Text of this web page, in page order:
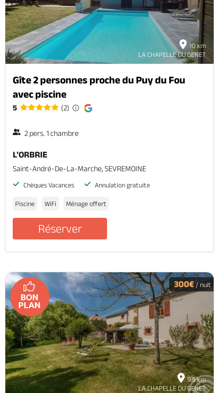
10 km
LA CHAPELLE DU GENET
Gîte 2 personnes proche du Puy du Fou
avec piscine
5 (2)
2 pers. 1 chambre
L'ORBRIE
Saint-André-De-La-Marche, SEVREMOINE
Chèques Vacances Annulation gratuite
Piscine WiFi Ménage offert
Réserver
9.5 km
LA CHAPELLE DU GENET
300€ / nuit